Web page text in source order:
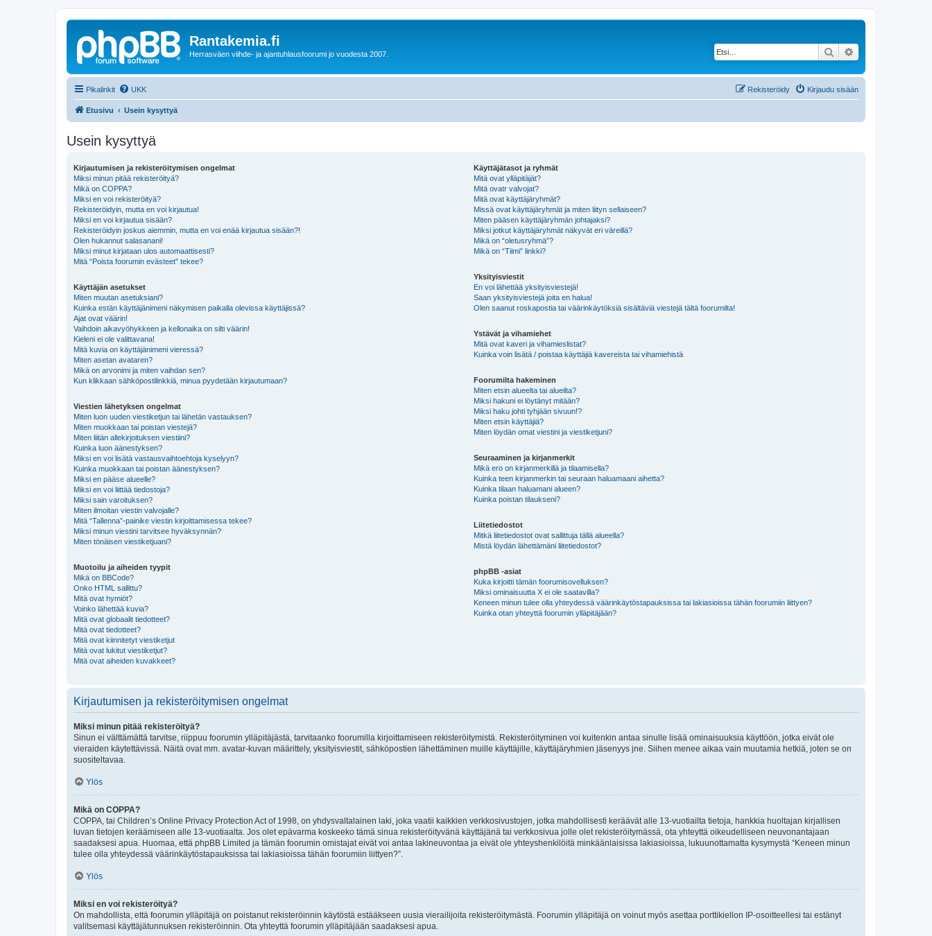
Rantakemia.fi
Herrasväen viihde- ja ajantuhlausfoorumi jo vuodesta 2007. Etsi
Pikalinkit UKK Kirjaudu sisään
Rekisteröidy
Etusivu Usein kysyttyä
Usein kysyttyä
Kirjautumisen ja rekisteröitymisen ongelmat
Miksi minun pitää rekisteröityä?
Mikä on COPPA?
Miksi en voi rekisteröityä?
Rekisteröidyin, mutta en voi kirjautua!
Miksi en voi kirjautua sisään?
Rekisteröidyin joskus aiemmin, mutta en voi enää kirjautua sisään?!
Olen hukannut salasanani!
Miksi minut kirjataan ulos automaattisesti?
Mitä “Poista foorumin evästeet” tekee?
Käyttäjän asetukset
Miten muutan asetuksiani?
Kuinka estän käyttäjänimeni näkymisen paikalla olevissa käyttäjissä?
Ajat ovat väärin!
Vaihdoin aikavyöhykkeen ja kellonaika on silti väärin!
Kieleni ei ole valittavana!
Mitä kuvia on käyttäjänimeni vieressä?
Miten asetan avataren?
Mikä on arvonimi ja miten vaihdan sen?
Kun klikkaan sähköpostilinkkiä, minua pyydetään kirjautumaan?
Viestien lähetyksen ongelmat
Miten luon uuden viestiketjun tai lähetän vastauksen?
Miten muokkaan tai poistan viestejä?
Miten liitän allekirjoituksen viestiini?
Kuinka luon äänestyksen?
Miksi en voi lisätä vastausvaihtoehtoja kyselyyn?
Kuinka muokkaan tai poistan äänestyksen?
Miksi en pääse alueelle?
Miksi en voi liittää tiedostoja?
Miksi sain varoituksen?
Miten ilmoitan viestin valvojalle?
Mitä “Tallenna”-painike viestin kirjoittamisessa tekee?
Miksi minun viestini tarvitsee hyväksynnän?
Miten tönäisen viestiketjuani?
Muotoilu ja aiheiden tyypit
Mikä on BBCode?
Onko HTML sallittu?
Mitä ovat hymiöt?
Voinko lähettää kuvia?
Mitä ovat globaalit tiedotteet?
Mitä ovat tiedotteet?
Mitä ovat kiinnitetyt viestiketjut
Mitä ovat lukitut viestiketjut?
Mitä ovat aiheiden kuvakkeet?
Käyttäjätasot ja ryhmät
Mitä ovat ylläpitäjät?
Mitä ovatr valvojat?
Mitä ovat käyttäjäryhmät?
Missä ovat käyttäjäryhmät ja miten liityn sellaiseen?
Miten pääsen käyttäjäryhmän johtajaksi?
Miksi jotkut käyttäjäryhmät näkyvät eri väreillä?
Mikä on “oletusryhmä”?
Mikä on “Tiimi” linkki?
Yksityisviestit
En voi lähettää yksityisviestejä!
Saan yksityisviestejä joita en halua!
Olen saanut roskapostia tai väärinkäytöksiä sisältäviä viestejä tältä foorumilta!
Ystävät ja vihamiehet
Mitä ovat kaveri ja vihamieslistat?
Kuinka voin lisätä / poistaa käyttäjiä kavereista tai vihamiehistä
Foorumilta hakeminen
Miten etsin alueelta tai alueilta?
Miksi hakuni ei löytänyt mitään?
Miksi haku johti tyhjään sivuun!?
Miten etsin käyttäjiä?
Miten löydän omat viestini ja viestiketjuni?
Seuraaminen ja kirjanmerkit
Mikä ero on kirjanmerkillä ja tilaamisella?
Kuinka teen kirjanmerkin tai seuraan haluamaani aihetta?
Kuinka tilaan haluamani alueen?
Kuinka poistan tilaukseni?
Liitetiedostot
Mitkä liitetiedostot ovat sallittuja tällä alueella?
Mistä löydän lähettämäni liitetiedostot?
phpBB -asiat
Kuka kirjoitti tämän foorumisovelluksen?
Miksi ominaisuutta X ei ole saatavilla?
Keneen minun tulee olla yhteydessä väärinkäytöstapauksissa tai lakiasioissa tähän foorumiin liittyen?
Kuinka otan yhteyttä foorumin ylläpitäjään?
Kirjautumisen ja rekisteröitymisen ongelmat
Miksi minun pitää rekisteröityä?
Sinun ei välttämättä tarvitse, riippuu foorumin ylläpitäjästä, tarvitaanko foorumilla kirjoittamiseen rekisteröitymistä. Rekisteröityminen voi kuitenkin antaa sinulle lisää ominaisuuksia käyttöön, jotka eivät ole
vieraiden käytettävissä. Näitä ovat mm. avatar-kuvan määrittely, yksityisviestit, sähköpostien lähettäminen muille käyttäjille, käyttäjäryhmien jäsenyys jne. Siihen menee aikaa vain muutamia hetkiä, joten se on
suositeltavaa.
Ylös
Mikä on COPPA?
COPPA, tai Children’s Online Privacy Protection Act of 1998, on yhdysvaltalainen laki, joka vaatii kaikkien verkkosivustojen, jotka mahdollisesti keräävät alle 13-vuotiailta tietoja, hankkia huoltajan kirjallisen
luvan tietojen keräämiseen alle 13-vuotiaalta. Jos olet epävarma koskeeko tämä sinua rekisteröityvänä käyttäjänä tai verkkosivua jolle olet rekisteröitymässä, ota yhteyttä oikeudelliseen neuvonantajaan
saadaksesi apua. Huomaa, että phpBB Limited ja tämän foorumin omistajat eivät voi antaa lakineuvontaa ja eivät ole yhteyshenkilöitä minkäänlaisissa lakiasioissa, lukuunottamatta kysymystä “Keneen minun
tulee olla yhteydessä väärinkäytöstapauksissa tai lakiasioissa tähän foorumiin liittyen?”.
Ylös
Miksi en voi rekisteröityä?
On mahdollista, että foorumin ylläpitäjä on poistanut rekisteröinnin käytöstä estääkseen uusia vierailijoita rekisteröitymästä. Foorumin ylläpitäjä on voinut myös asettaa porttikiellon IP-osoitteellesi tai estänyt
valitsemasi käyttäjätunnuksen rekisteröinnin. Ota yhteyttä foorumin ylläpitäjään saadaksesi apua.